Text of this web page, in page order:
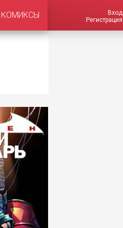
КОМИКСЫ
Вход
Регистрация